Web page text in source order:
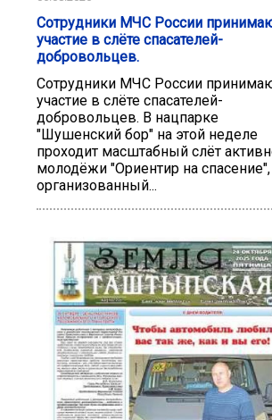
Сотрудники МЧС России
участие в слёте спасателей-
добровольцев.
Сотрудники МЧС России
участие в слёте спасателей-
добровольцев. В нацпарке
"Шушенский бор" на этой неделе
проходит масштабный слёт
молодёжи "Ориентир на спасение",
организованный...